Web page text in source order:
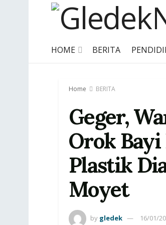
HOME BERITA
Home BERITA
Geger,
Orok
Plastik
Moyet‎
by gledek 16/01/